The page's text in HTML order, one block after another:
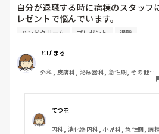
自分が退職する時に病棟のスタッフ
レゼントで悩んでいます。
皆さんはもらうならどんなものがい
これまではマスクや石鹸、ハンドク
入浴剤、お菓子等がありました。
変わり種とかがあれば教えて下さい
ハンドクリーム プレゼント 退職
とげまる
外科, 皮膚科, 泌尿器科, 急性期, その他
てつを
内科, 消化器内科, 小児科, 急性期, 病